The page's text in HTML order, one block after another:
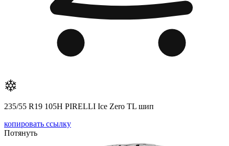
235/55 R19 105H PIRELLI Ice Zero TL шип
копировать ссылку
Потянуть